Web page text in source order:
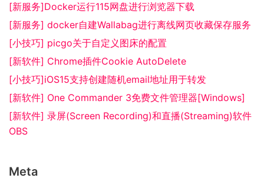
[新服务]Docker运行115网盘进行浏览器下载
[新服务] docker自建Wallabag进行离线网页收藏保存服务
[小技巧] picgo关于自定义图床的配置
[新软件] Chrome插件Cookie AutoDelete
[小技巧]iOS15支持创建随机email地址用于转发
[新软件] One Commander 3免费文件管理器[Windows]
[新软件] 录屏(Screen Recording)和直播(Streaming)软件
OBS
Meta